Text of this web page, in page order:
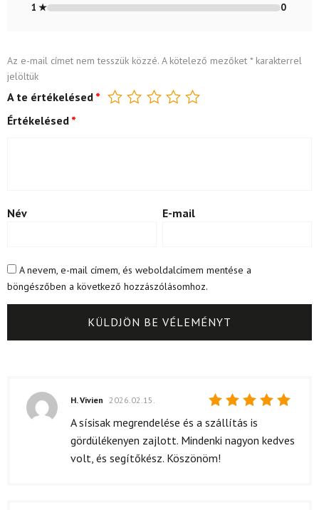
1 ★
0
Az e-mail címet nem tesszük közzé. A kötelező mezőket *karakterrel
jelöltük
A te értékelésed *
Értékelésed *
Név E-mail
A nevem, e-mail címem, és weboldalcímem mentése a
böngészőben a következő hozzászólásomhoz.
Értékelés:
H. Vivien 2026.02.15.
A sísisak megrendelése és a szállítás is
gördülékenyen zajlott. Mindenki nagyon kedves
volt, és segítőkész. Köszönöm!